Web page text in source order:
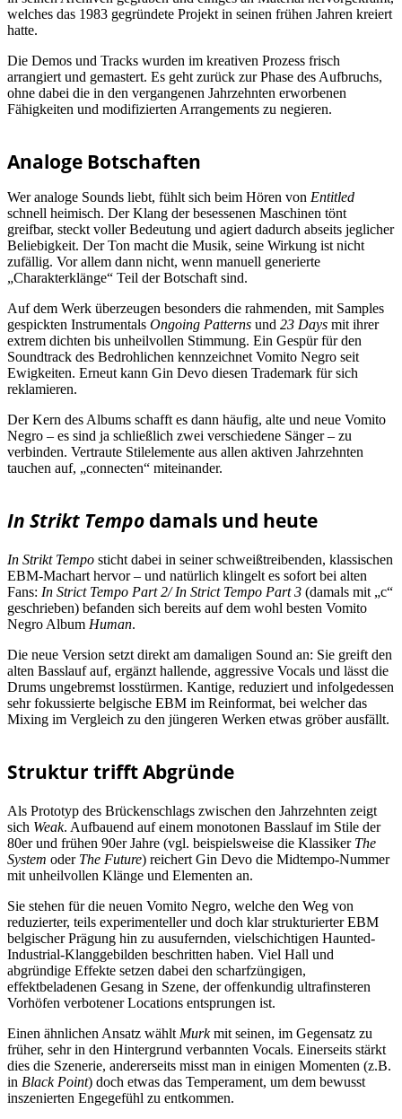
welches das 1983 gegründete Projekt in seinen frühen Jahren kreiert
hatte.
Die Demos und Tracks wurden im kreativen Prozess frisch
arrangiert und gemastert. Es geht zurück zur Phase des Aufbruchs,
ohne dabei die in den vergangenen Jahrzehnten erworbenen
Fähigkeiten und modifizierten Arrangements zu negieren.
Analoge Botschaften
Wer analoge Sounds liebt, fühlt sich beim Hören von Entitled
schnell heimisch. Der Klang der besessenen Maschinen tönt
greifbar, steckt voller Bedeutung und agiert dadurch abseits jeglicher
Beliebigkeit. Der Ton macht die Musik, seine Wirkung ist nicht
zufällig. Vor allem dann nicht, wenn manuell generierte
„Charakterklänge“ Teil der Botschaft sind.
Auf dem Werk überzeugen besonders die rahmenden, mit Samples
gespickten Instrumentals Ongoing Patterns und 23 Days mit ihrer
extrem dichten bis unheilvollen Stimmung. Ein Gespür für den
Soundtrack des Bedrohlichen kennzeichnet Vomito Negro seit
Ewigkeiten. Erneut kann Gin Devo diesen Trademark für sich
reklamieren.
Der Kern des Albums schafft es dann häufig, alte und neue Vomito
Negro – es sind ja schließlich zwei verschiedene Sänger – zu
verbinden. Vertraute Stilelemente aus allen aktiven Jahrzehnten
tauchen auf, „connecten“ miteinander.
In Strikt Tempo damals und heute
In Strikt Tempo sticht dabei in seiner schweißtreibenden, klassischen
EBM-Machart hervor – und natürlich klingelt es sofort bei alten
Fans: In Strict Tempo Part 2/ In Strict Tempo Part 3 (damals mit „c“
geschrieben) befanden sich bereits auf dem wohl besten Vomito
Negro Album Human.
Die neue Version setzt direkt am damaligen Sound an: Sie greift den
alten Basslauf auf, ergänzt hallende, aggressive Vocals und lässt die
Drums ungebremst losstürmen. Kantige, reduziert und infolgedessen
sehr fokussierte belgische EBM im Reinformat, bei welcher das
Mixing im Vergleich zu den jüngeren Werken etwas gröber ausfällt.
Struktur trifft Abgründe
Als Prototyp des Brückenschlags zwischen den Jahrzehnten zeigt
sich Weak. Aufbauend auf einem monotonen Basslauf im Stile der
80er und frühen 90er Jahre (vgl. beispielsweise die Klassiker The
System oder The Future) reichert Gin Devo die Midtempo-Nummer
mit unheilvollen Klänge und Elementen an.
Sie stehen für die neuen Vomito Negro, welche den Weg von
reduzierter, teils experimenteller und doch klar strukturierter EBM
belgischer Prägung hin zu ausufernden, vielschichtigen Haunted-
Industrial-Klanggebilden beschritten haben. Viel Hall und
abgründige Effekte setzen dabei den scharfzüngigen,
effektbeladenen Gesang in Szene, der offenkundig ultrafinsteren
Vorhöfen verbotener Locations entsprungen ist.
Einen ähnlichen Ansatz wählt Murkmit seinen, im Gegensatz zu
früher, sehr in den Hintergrund verbannten Vocals. Einerseits stärkt
dies die Szenerie, andererseits misst man in einigen Momenten (z.B.
in Black Point) doch etwas das Temperament, um dem bewusst
inszenierten Engegefühl zu entkommen.